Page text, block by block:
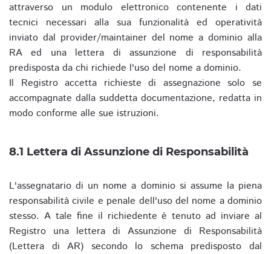
attraverso un modulo elettronico contenente i dati
tecnici necessari alla sua funzionalità ed operatività
inviato dal provider/maintainer del nome a dominio alla
RA ed una lettera di assunzione di responsabilità
predisposta da chi richiede l'uso del nome a dominio.
Il Registro accetta richieste di assegnazione solo se
accompagnate dalla suddetta documentazione, redatta in
modo conforme alle sue istruzioni.
8.1 Lettera di Assunzione di Responsabilità
L'assegnatario di un nome a dominio si assume la piena
responsabilità civile e penale dell'uso del nome a dominio
stesso. A tale fine il richiedente è tenuto ad inviare al
Registro una lettera di Assunzione di Responsabilità
(Lettera di AR) secondo lo schema predisposto dal